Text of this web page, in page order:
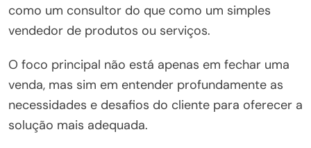
como um consultor do que como um simples
vendedor de produtos ou serviços.
O foco principal não está apenas em fechar uma
venda, mas sim em entender profundamente as
necessidades e desafios do cliente para oferecer a
solução mais adequada.